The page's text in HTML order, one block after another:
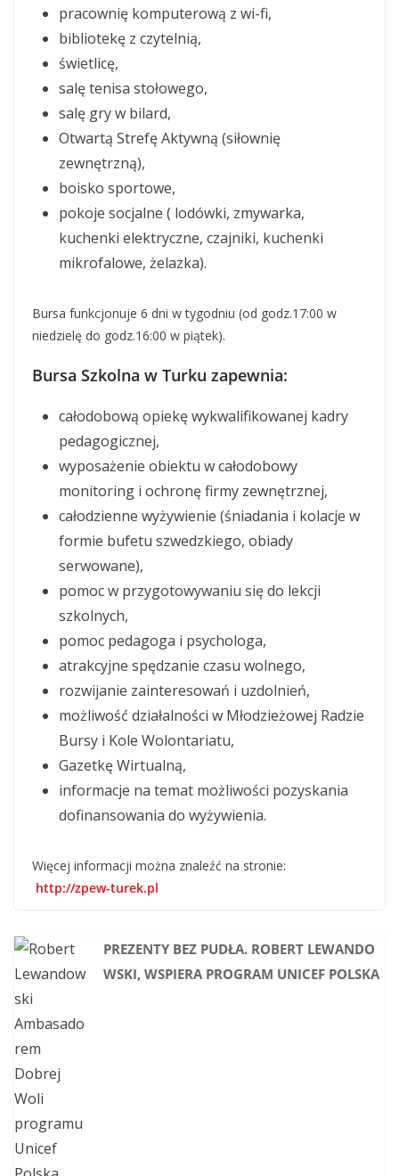
pracownię komputerową z wi-fi,
bibliotekę z czytelnią,
świetlicę,
salę tenisa stołowego,
salę gry w bilard,
Otwartą Strefę Aktywną (siłownię
zewnętrzną),
boisko sportowe,
pokoje socjalne ( lodówki, zmywarka,
kuchenki elektryczne, czajniki, kuchenki
mikrofalowe, żelazka).
Bursa funkcjonuje 6 dni w tygodniu (od godz.17:00 w
niedzielę do godz.16:00 w piątek).
Bursa Szkolna w Turku zapewnia:
całodobową opiekę wykwalifikowanej kadry
pedagogicznej,
wyposażenie obiektu w całodobowy
monitoring i ochronę firmy zewnętrznej,
całodzienne wyżywienie (śniadania i kolacje w
formie bufetu szwedzkiego, obiady
serwowane),
pomoc w przygotowywaniu się do lekcji
szkolnych,
pomoc pedagoga i psychologa,
atrakcyjne spędzanie czasu wolnego,
rozwijanie zainteresowań i uzdolnień,
możliwość działalności w Młodzieżowej Radzie
Bursy i Kole Wolontariatu,
Gazetkę Wirtualną,
informacje na temat możliwości pozyskania
dofinansowania do wyżywienia.
Więcej informacji można znaleźć na stronie:
http://zpew-turek.pl
PREZENTY BEZ PUDŁA. ROBERT LEWANDO
WSKI, WSPIERA PROGRAM UNICEF POLSKA